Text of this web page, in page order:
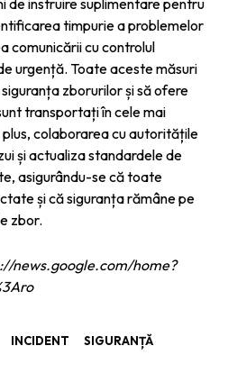
timpurie a problemelor
comunicării cu controlul
urgență. Toate aceste măsuri
zborurilor și să ofere
transportați în cele mai
colaborarea cu autoritățile
și actualiza standardele de
asigurându-se că toate
și că siguranța rămâne pe
zbor.
news.google.com/home?
INCIDENT SIGURANȚĂ